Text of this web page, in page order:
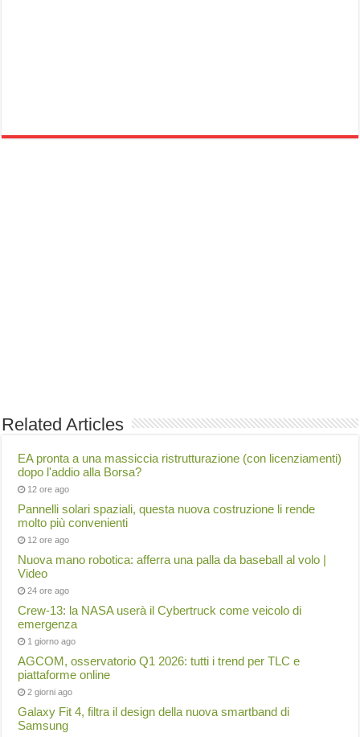
Related Articles
EA pronta a una massiccia ristrutturazione (con licenziamenti)
dopo l'addio alla Borsa?
12 ore ago
Pannelli solari spaziali, questa nuova costruzione li rende
molto più convenienti
12 ore ago
Nuova mano robotica: afferra una palla da baseball al volo |
Video
24 ore ago
Crew-13: la NASA userà il Cybertruck come veicolo di
emergenza
1 giorno ago
AGCOM, osservatorio Q1 2026: tutti i trend per TLC e
piattaforme online
2 giorni ago
Galaxy Fit 4, filtra il design della nuova smartband di
Samsung